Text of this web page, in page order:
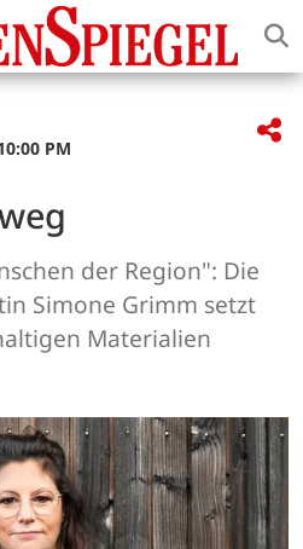
PM
der Region": Die
Simone Grimm setzt
Materialien